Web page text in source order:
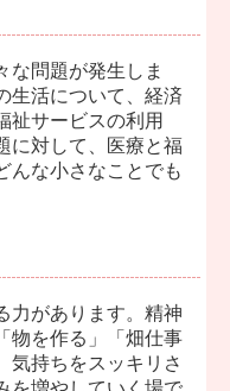
な問題が発生しま
生活について、経済
祉サービスの利用
に対して、医療と福
んな小さなことでも
力があります。精神
物を作る」「畑仕事
気持ちをスッキリさ